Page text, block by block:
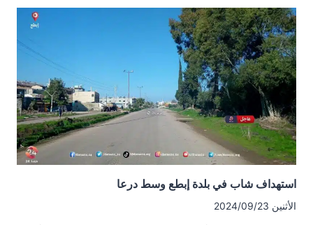
مدينة
إنخل
شمالي
درعا
استهداف شاب في بلدة إبطع وسط درعا
الأثنين 2024/09/23